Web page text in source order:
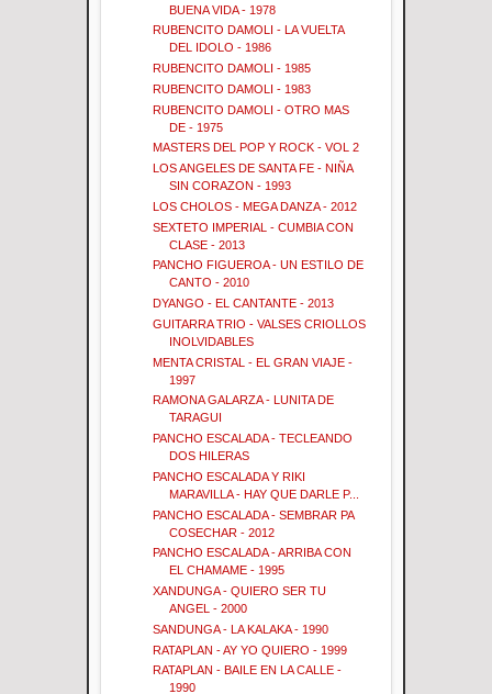
BUENA VIDA - 1978
RUBENCITO DAMOLI - LA VUELTA
DEL IDOLO - 1986
RUBENCITO DAMOLI - 1985
RUBENCITO DAMOLI - 1983
RUBENCITO DAMOLI - OTRO MAS
DE - 1975
MASTERS DEL POP Y ROCK - VOL 2
LOS ANGELES DE SANTA FE - NIÑA
SIN CORAZON - 1993
LOS CHOLOS - MEGA DANZA - 2012
SEXTETO IMPERIAL - CUMBIA CON
CLASE - 2013
PANCHO FIGUEROA - UN ESTILO DE
CANTO - 2010
DYANGO - EL CANTANTE - 2013
GUITARRA TRIO - VALSES CRIOLLOS
INOLVIDABLES
MENTA CRISTAL - EL GRAN VIAJE -
1997
RAMONA GALARZA - LUNITA DE
TARAGUI
PANCHO ESCALADA - TECLEANDO
DOS HILERAS
PANCHO ESCALADA Y RIKI
MARAVILLA - HAY QUE DARLE P...
PANCHO ESCALADA - SEMBRAR PA
COSECHAR - 2012
PANCHO ESCALADA - ARRIBA CON
EL CHAMAME - 1995
XANDUNGA - QUIERO SER TU
ANGEL - 2000
SANDUNGA - LA KALAKA - 1990
RATAPLAN - AY YO QUIERO - 1999
RATAPLAN - BAILE EN LA CALLE -
1990